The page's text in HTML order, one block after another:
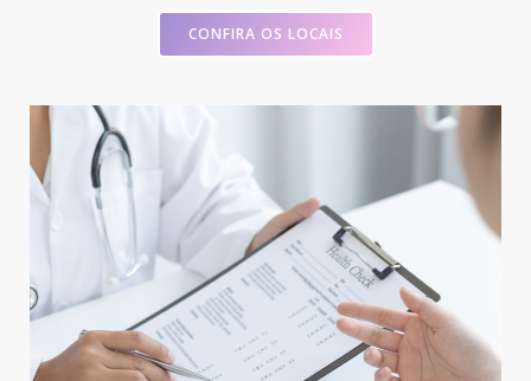
CONFIRA OS LOCAIS